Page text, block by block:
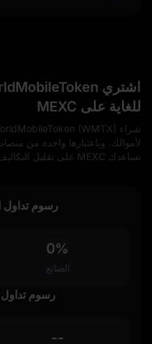
للغاية على MEXC
لأموالك. وباعتبارها واحدة من
تساعدك MEXC على تقليل التكاليف من أول عملية تداول.
رسوم تداول
0%
الصانع
رسوم تداول
--